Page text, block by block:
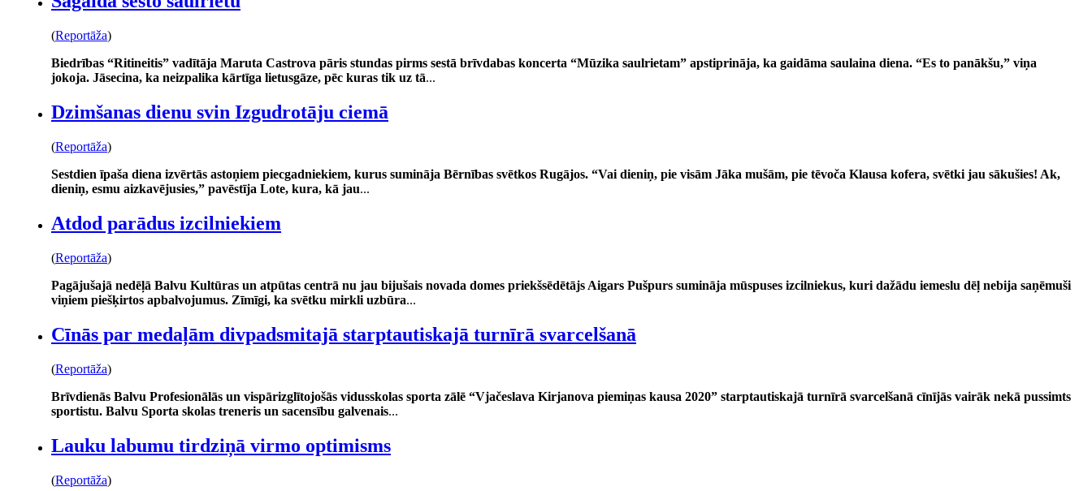
(Reportāža)
Biedrības “Ritineitis” vadītāja Maruta Castrova pāris stundas pirms sestā brīvdabas koncerta “Mūzika saulrietam” apstiprināja, ka gaidāma saulaina diena. “Es to panākšu,” viņa
jokoja. Jāsecina, ka neizpalika kārtīga lietusgāze, pēc kuras tik uz tā...
Dzimšanas dienu svin Izgudrotāju ciemā
(Reportāža)
Sestdien īpaša diena izvērtās astoņiem piecgadniekiem, kurus sumināja Bērnības svētkos Rugājos. “Vai dieniņ, pie visām Jāka mušām, pie tēvoča Klausa kofera, svētki jau sākušies! Ak,
dieniņ, esmu aizkavējusies,” pavēstīja Lote, kura, kā jau...
Atdod parādus izcilniekiem
(Reportāža)
Pagājušajā nedēļā Balvu Kultūras un atpūtas centrā nu jau bijušais novada domes priekšsēdētājs Aigars Pušpurs sumināja mūspuses izcilniekus, kuri dažādu iemeslu dēļ nebija saņēmuši
viņiem piešķirtos apbalvojumus. Zīmīgi, ka svētku mirkli uzbūra...
Cīnās par medaļām divpadsmitajā starptautiskajā turnīrā svarcelšanā
(Reportāža)
Brīvdienās Balvu Profesionālās un vispārizglītojošās vidusskolas sporta zālē “Vjačeslava Kirjanova piemiņas kausa 2020” starptautiskajā turnīrā svarcelšanā cīnījās vairāk nekā pussimts
sportistu. Balvu Sporta skolas treneris un sacensību galvenais...
Lauku labumu tirdziņā virmo optimisms
(Reportāža)